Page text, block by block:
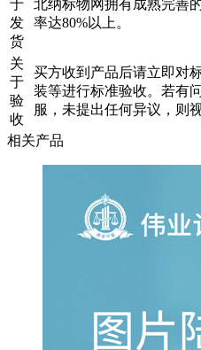
于
发
货
北纳标物网拥有成熟完善
率达80%以上。
关
于
验
收
买方收到产品后请立即对
装等进行标准验收。若有
服，未提出任何异议，则
相关产品